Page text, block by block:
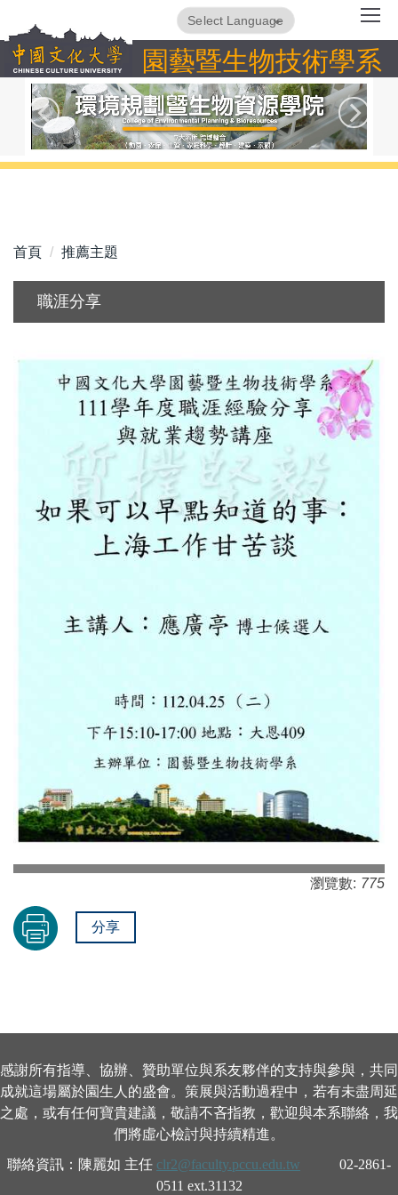
到
主
要
園藝暨生物技術學系
Translate
首頁 推薦主題
職涯分享
瀏覽數: 775
分享
感謝所有指導、協辦、贊助單位與系友夥伴的支持與參與，共同
成就這場屬於園生人的盛會。策展與活動過程中，若有未盡周延
之處，或有任何寶貴建議，敬請不吝指教，歡迎與本系聯絡，我
們將虛心檢討與持續精進。
聯絡資訊：陳麗如 主任 clr2@faculty.pccu.edu.tw
02-2861-
0511 ext.31132